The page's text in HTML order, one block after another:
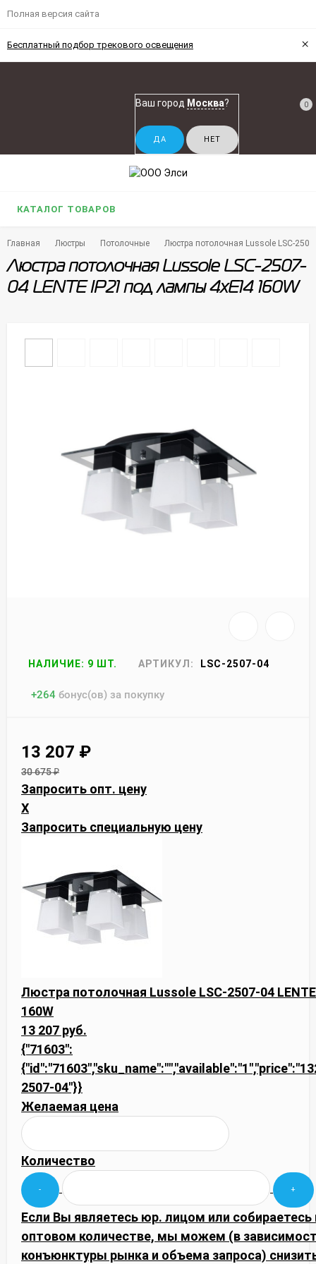
Полная версия сайта
Бесплатный подбор трекового освещения ×
Ваш город Москва? 0
КАТАЛОГ ТОВАРОВ
Главная Люстры Потолочные Люстра потолочная Lussole LSC-
Люстра потолочная Lussole LSC-2507-
04 LENTE IP21 под лампы 4xE14 160W
НАЛИЧИЕ: 9 ШТ. АРТИКУЛ: LSC-2507-04
+264 бонус(ов) за покупку
13 207 ₽
30 675₽
Запросить опт. цену
X
Запросить специальную цену
Люстра потолочная Lussole LSC-2507-04
160W
13 207 руб.
{"71603":
2507-04"}}
Желаемая цена
Количество
Если Вы являетесь юр. лицом или собираетесь
оптовом количестве, мы можем (в
конъюнктуры рынка и объема запроса)